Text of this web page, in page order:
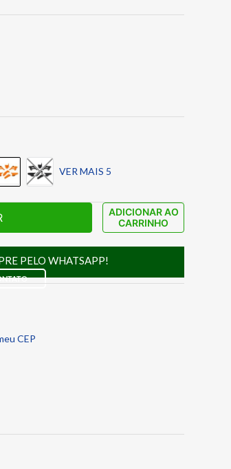
VER MAIS 5
ADICIONAR AO
CARRINHO
PELO WHATSAPP!
CEP